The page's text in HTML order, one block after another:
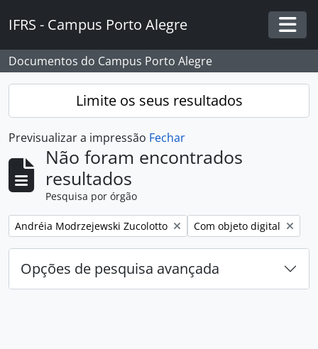
IFRS - Campus Porto Alegre
Documentos do Campus Porto Alegre
Limite os seus resultados
Previsualizar a impressão Fechar
Não foram encontrados
resultados
Pesquisa por órgão
Remover filtro:
Andréia Modrzejewski Zucolotto Remover filtro:
Com objeto digital
Opções de pesquisa avançada